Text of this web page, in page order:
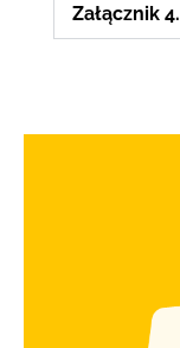
Załącznik 4.